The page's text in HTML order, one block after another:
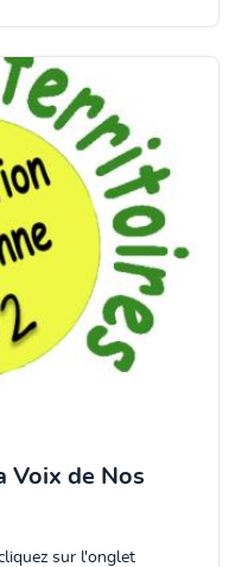
Voix de Nos
sur l'onglet